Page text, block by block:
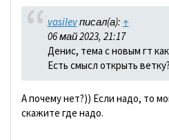
vasilevписал(а): ↑
06 май 2023, 21:17
Денис, тема с новым гт
Есть смысл открыть ветку?
А почему нет?)) Если надо, то
скажите где надо.